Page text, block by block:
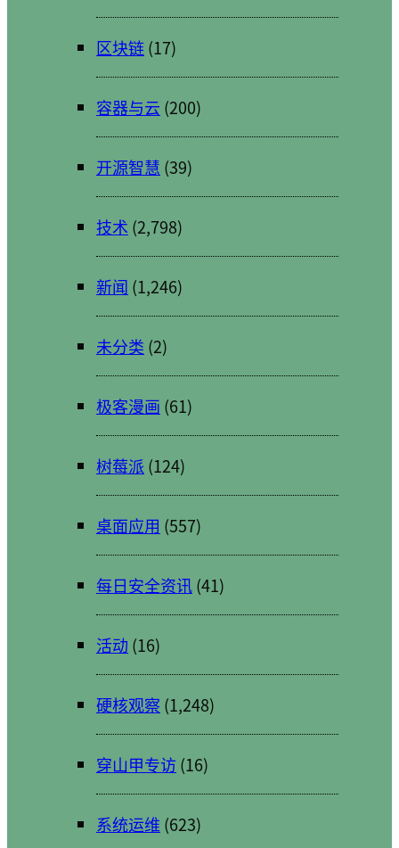
区块链(17)
容器与云 (200)
开源智慧 (39)
技术 (2,798)
新闻 (1,246)
未分类 (2)
极客漫画 (61)
树莓派 (124)
桌面应用 (557)
每日安全资讯(41)
活动 (16)
硬核观察 (1,248)
穿山甲专访(16)
系统运维 (623)